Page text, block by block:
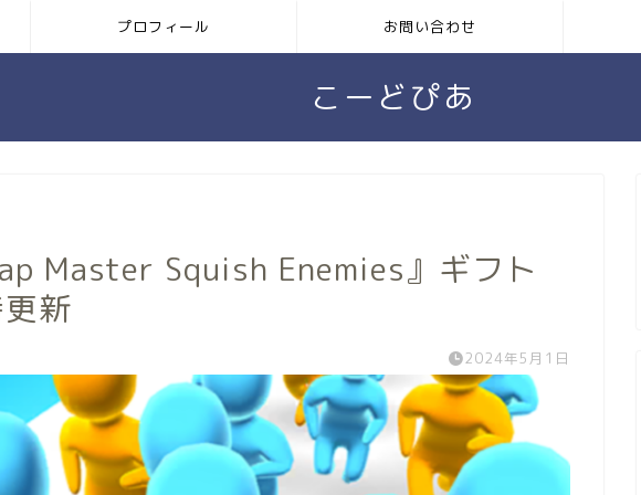
プロフィール お問い合わせ
こーどぴあ
Master Squish Enemies』ギフト
新
2024年5月1日